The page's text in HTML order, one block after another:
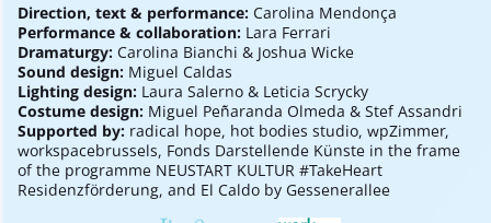
Direction, text & performance: Carolina Mendonça
Performance & collaboration: Lara Ferrari
Dramaturgy: Carolina Bianchi & Joshua Wicke
Sound design: Miguel Caldas
Lighting design: Laura Salerno & Leticia Scrycky
Costume design: Miguel Peñaranda Olmeda & Stef Assandri
Supported by: radical hope, hot bodies studio, wpZimmer,
workspacebrussels, Fonds Darstellende Künste in the frame
of the programme NEUSTART KULTUR #TakeHeart
Residenzförderung, and El Caldo by Gessenerallee